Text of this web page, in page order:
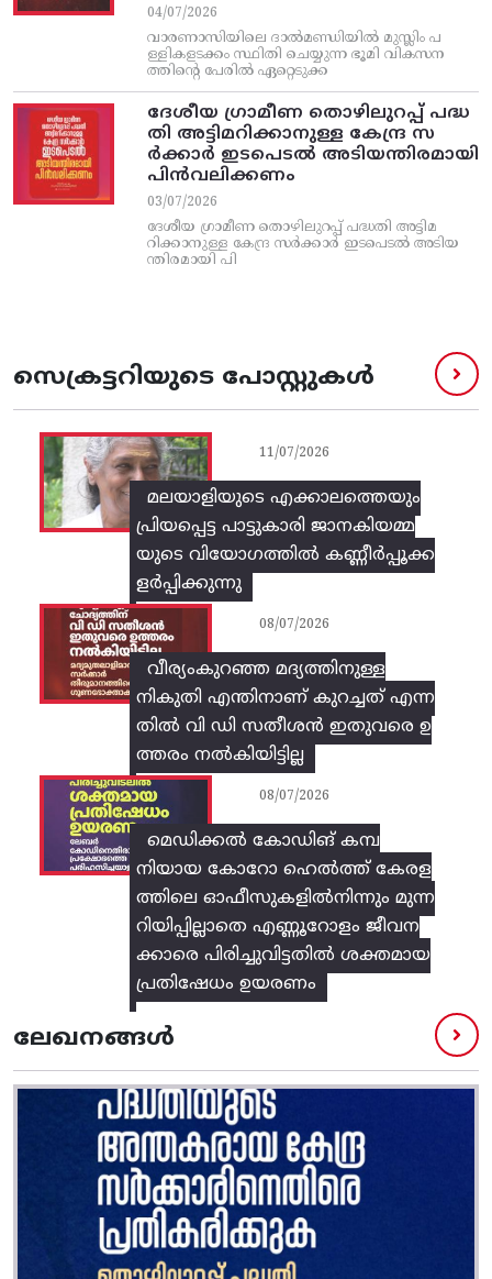
04/07/2026
വാരണാസിയിലെ ദാൽമണ്ഡിയിൽ മുസ്ലിം പ
ള്ളികളടക്കം സ്ഥിതി ചെയ്യുന്ന ഭൂമി വികസന
ത്തിന്റെ പേരിൽ ഏറ്റെടുക്ക
ദേശീയ ഗ്രാമീണ തൊഴിലുറപ്പ്‌ പദ്ധ
തി അട്ടിമറിക്കാനുള്ള കേന്ദ്ര സ
ര്‍ക്കാര്‍ ഇടപെടല്‍ അടിയന്തിരമായി
പിന്‍വലിക്കണം
03/07/2026
ദേശീയ ഗ്രാമീണ തൊഴിലുറപ്പ്‌ പദ്ധതി അട്ടിമ
റിക്കാനുള്ള കേന്ദ്ര സര്‍ക്കാര്‍ ഇടപെടല്‍ അടിയ
ന്തിരമായി പി
സെക്രട്ടറിയുടെ പോസ്റ്റുകൾ
മലയാളിയുടെ എക്കാലത്തെയും
പ്രിയപ്പെട്ട പാട്ടുകാരി ജാനകിയമ്മ
യുടെ വിയോഗത്തിൽ കണ്ണീർപ്പൂക്ക
ളർപ്പിക്കുന്നു
11/07/2026
വീര്യംകുറഞ്ഞ മദ്യത്തിനുള്ള
നികുതി എന്തിനാണ് കുറച്ചത് എന്ന
തിൽ വി ഡി സതീശൻ ഇതുവരെ ഉ
ത്തരം നൽകിയിട്ടില്ല
08/07/2026
മെഡിക്കൽ കോഡിങ് കമ്പ
നിയായ കോറോ ഹെൽത്ത് കേരള
ത്തിലെ ഓഫീസുകളിൽനിന്നും മുന്ന
റിയിപ്പില്ലാതെ എണ്ണൂറോളം ജീവന
ക്കാരെ പിരിച്ചുവിട്ടതിൽ‌ ശക്തമായ
പ്രതിഷേധം ഉയരണം
08/07/2026
ലേഖനങ്ങൾ